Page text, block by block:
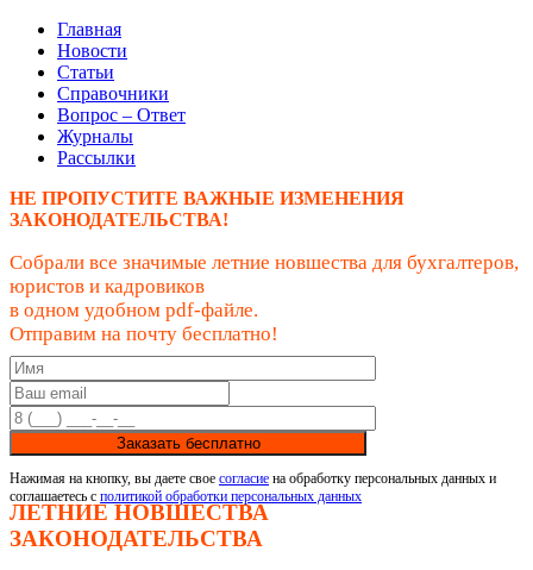
Главная
Новости
Статьи
Справочники
Вопрос – Ответ
Журналы
Рассылки
НЕ ПРОПУСТИТЕ ВАЖНЫЕ ИЗМЕНЕНИЯ
ЗАКОНОДАТЕЛЬСТВА!
Собрали все значимые летние новшества для бухгалтеров,
юристов и кадровиков
в одном удобном pdf-файле.
Отправим на почту бесплатно!
Заказать бесплатно
Нажимая на кнопку, вы даете свое согласие на обработку персональных данных и
соглашаетесь с политикой обработки персональных данных
ЛЕТНИЕ НОВШЕСТВА
ЗАКОНОДАТЕЛЬСТВА